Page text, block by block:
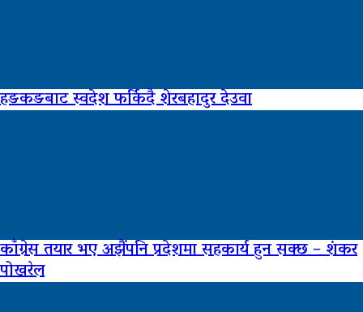
हङकङबाट स्वदेश फर्किदै शेरबहादुर देउवा
काँग्रेस तयार भए अझैंपनि प्रदेशमा सहकार्य हुन सक्छ – शंकर
पोखरेल